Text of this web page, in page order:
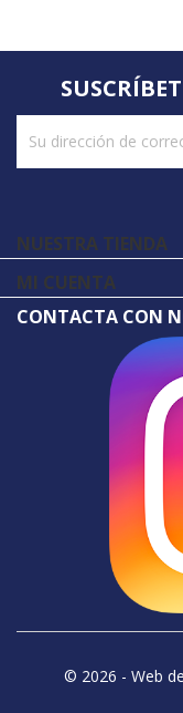
NUESTRA TIENDA
MI CUENTA
CONTACTA CON
© 2026 - Web